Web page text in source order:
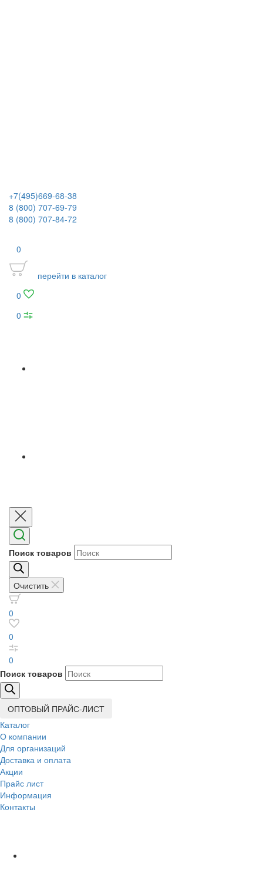
+7(495)669-68-38
8 (800) 707-69-79
8 (800) 707-84-72
0
перейти в каталог
0
0
Поиск товаров
Очистить
0
0
0
Поиск товаров
ОПТОВЫЙ ПРАЙС-ЛИСТ
Каталог
О компании
Для организаций
Доставка и оплата
Акции
Прайс лист
Информация
Контакты